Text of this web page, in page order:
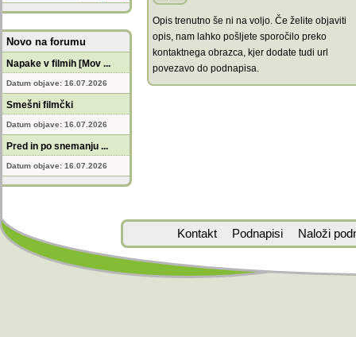
Novo na forumu
Napake v filmih [Mov ...
Datum objave: 16.07.2026
Smešni filmčki
Datum objave: 16.07.2026
Pred in po snemanju ...
Datum objave: 16.07.2026
Opis trenutno še ni na voljo. Če želite objaviti
opis, nam lahko pošljete sporočilo preko
kontaktnega obrazca, kjer dodate tudi url
povezavo do podnapisa.
Kontakt Podnapisi Naloži